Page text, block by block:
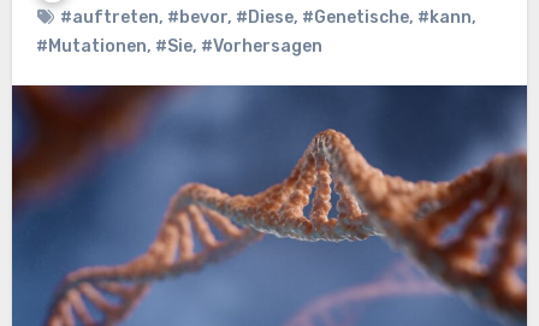
#auftreten, #bevor, #Diese, #Genetische, #kann,
#Mutationen, #Sie, #Vorhersagen